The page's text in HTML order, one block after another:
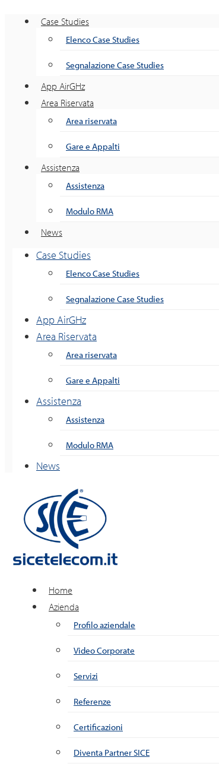
Case Studies
Elenco Case Studies
Segnalazione Case Studies
App AirGHz
Area Riservata
Area riservata
Gare e Appalti
Assistenza
Assistenza
Modulo RMA
News
Case Studies
Elenco Case Studies
Segnalazione Case Studies
App AirGHz
Area Riservata
Area riservata
Gare e Appalti
Assistenza
Assistenza
Modulo RMA
News
Home
Azienda
Profilo aziendale
Video Corporate
Servizi
Referenze
Certificazioni
Diventa Partner SICE